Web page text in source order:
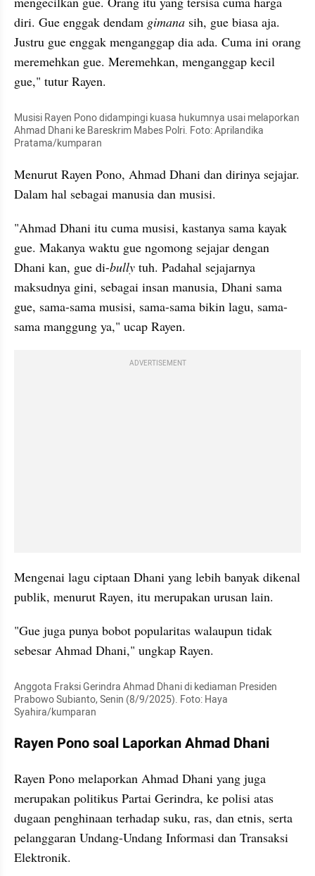
diri. Gue enggak dendam gimana sih, gue biasa aja.
Justru gue enggak menganggap dia ada. Cuma ini orang
meremehkan gue. Meremehkan, menganggap kecil
gue," tutur Rayen.
Musisi Rayen Pono didampingi kuasa hukumnya usai melaporkan
Ahmad Dhani ke Bareskrim Mabes Polri. Foto: Aprilandika
Pratama/kumparan
Menurut Rayen Pono, Ahmad Dhani dan dirinya sejajar.
Dalam hal sebagai manusia dan musisi.
"Ahmad Dhani itu cuma musisi, kastanya sama kayak
gue. Makanya waktu gue ngomong sejajar dengan
Dhani kan, gue di-bully tuh. Padahal sejajarnya
maksudnya gini, sebagai insan manusia, Dhani sama
gue, sama-sama musisi, sama-sama bikin lagu, sama-
sama manggung ya," ucap Rayen.
ADVERTISEMENT
Mengenai lagu ciptaan Dhani yang lebih banyak dikenal
publik, menurut Rayen, itu merupakan urusan lain.
"Gue juga punya bobot popularitas walaupun tidak
sebesar Ahmad Dhani," ungkap Rayen.
Anggota Fraksi Gerindra Ahmad Dhani di kediaman Presiden
Prabowo Subianto, Senin (8/9/2025). Foto: Haya
Syahira/kumparan
Rayen Pono soal Laporkan Ahmad Dhani
Rayen Pono melaporkan Ahmad Dhani yang juga
merupakan politikus Partai Gerindra, ke polisi atas
dugaan penghinaan terhadap suku, ras, dan etnis, serta
pelanggaran Undang-Undang Informasi dan Transaksi
Elektronik.